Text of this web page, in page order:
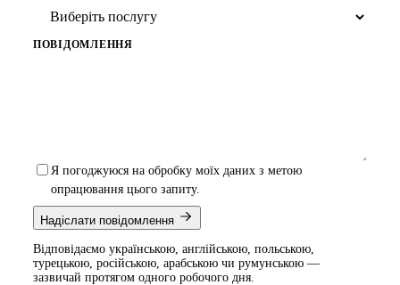
ПОВІДОМЛЕННЯ
Я погоджуюся на обробку моїх даних з метою
опрацювання цього запиту.
Надіслати повідомлення
Відповідаємо українською, англійською, польською,
турецькою, російською, арабською чи румунською —
зазвичай протягом одного робочого дня.